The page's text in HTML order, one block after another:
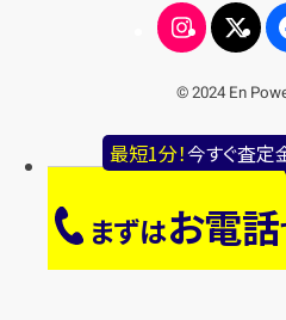
最短1分！今すぐ査定
まずはお電話
© 2024 En